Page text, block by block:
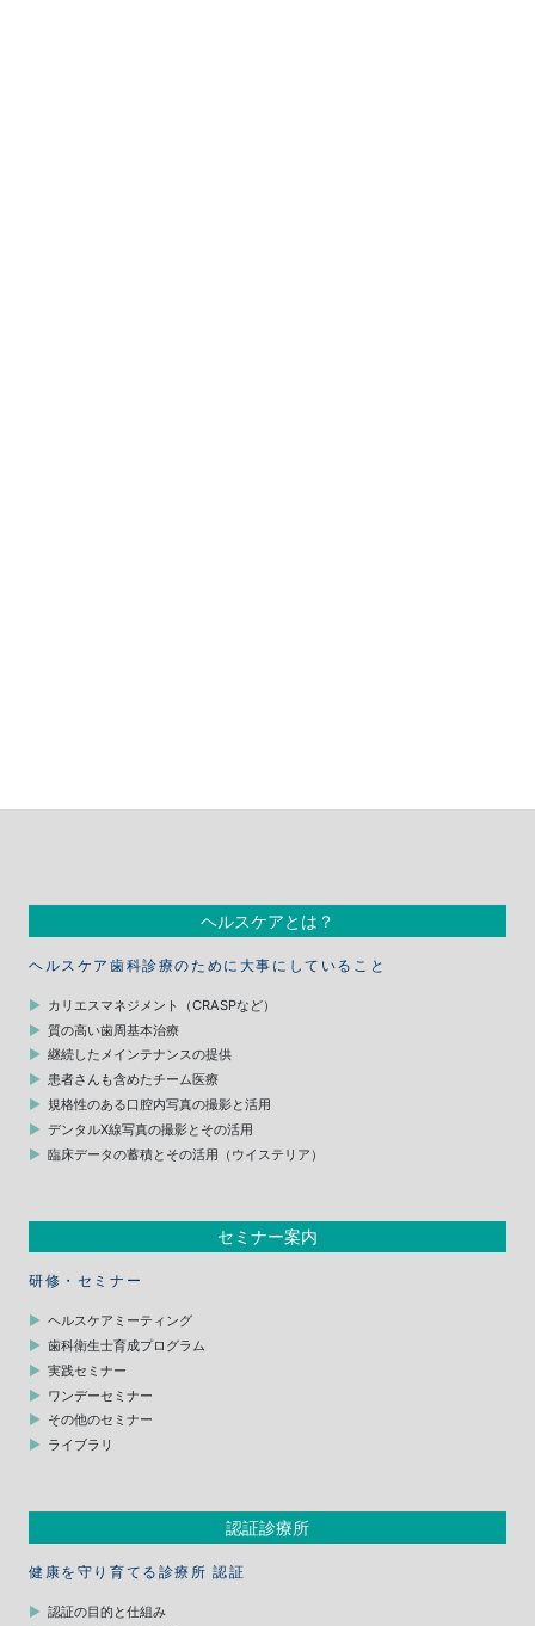
ヘルスケアとは？
ヘルスケア歯科診療のために大事にしていること
カリエスマネジメント（CRASPなど）
質の高い歯周基本治療
継続したメインテナンスの提供
患者さんも含めたチーム医療
規格性のある口腔内写真の撮影と活用
デンタルX線写真の撮影とその活用
臨床データの蓄積とその活用（ウイステリア）
セミナー案内
研修・セミナー
ヘルスケアミーティング
歯科衛生士育成プログラム
実践セミナー
ワンデーセミナー
その他のセミナー
ライブラリ
認証診療所
健康を守り育てる診療所 認証
認証の目的と仕組み